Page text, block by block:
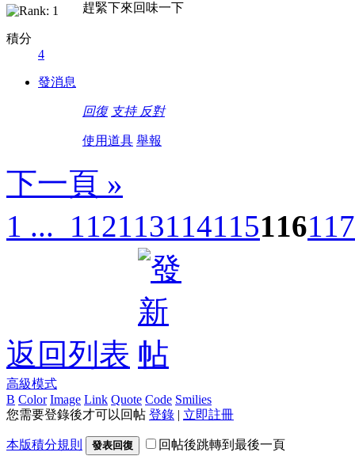
積分
4
發消息
趕緊下來回味一下
回復 支持 反對
使用道具 舉報
下一頁 »
1 ... 112113114115116117
返回列表
高級模式
B Color Image Link Quote Code Smilies
您需要登錄後才可以回帖 登錄 | 立即註冊
本版積分規則 發表回復 回帖後跳轉到最後一頁